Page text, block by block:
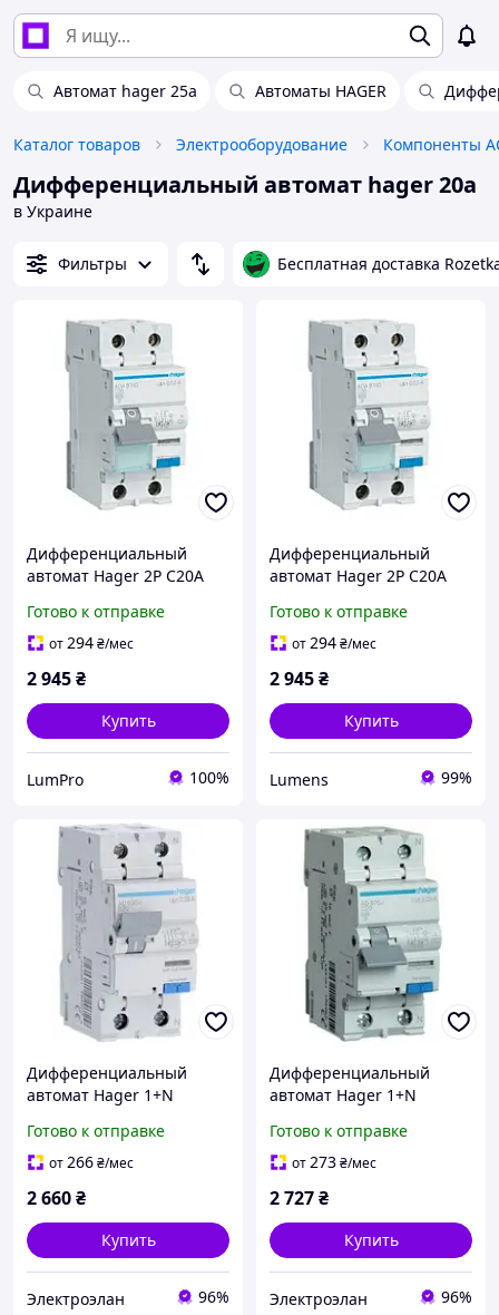
Автомат hager 25a Автоматы HAGER
Каталог товаров Электрооборудование Компоненты
Дифференциальный автомат hager 20a
в Украине
Фильтры Бесплатная доставка
Дифференциальный
автомат Hager 2P C20A
Готово к отправке
от294₴/мес
2 945₴
Купить
LumPro 100%
Дифференциальный
автомат Hager 2P C20A
Готово к отправке
от294₴/мес
2 945₴
Купить
Lumens 99%
Дифференциальный
автомат Hager 1+N
AD920J
Готово к отправке
от266₴/мес
2 660₴
Купить
Электроэлан 96%
Дифференциальный
автомат Hager 1+N
ADA970D
Готово к отправке
от273₴/мес
2 727₴
Купить
Электроэлан 96%